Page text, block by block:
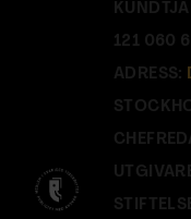
121 060
ADRESS: